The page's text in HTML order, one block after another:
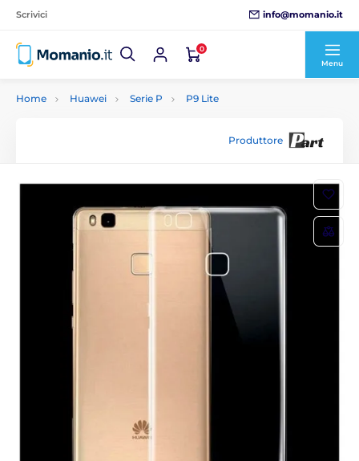
Scrivici info@momanio.it
0
Menu
Home Huawei Serie P P9 Lite
Produttore